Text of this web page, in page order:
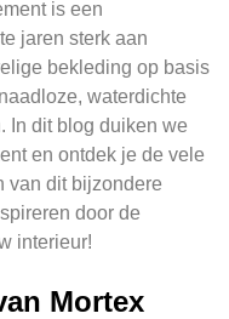
is een
jaren sterk aan
bekleding op basis
waterdichte
In dit blog duiken we
en ontdek je de vele
van dit bijzondere
door de
interieur!
Mortex